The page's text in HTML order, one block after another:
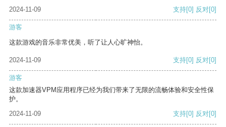
2024-11-09
支持[0] 反对[0]
游客
这款游戏的音乐非常优美，听了让人心旷神怡。
2024-11-09 支持[0] 反对[0]
游客
这款加速器VPM应用程序已经为我们带来了无限的流畅体验和安全性保
护。
2024-11-09
支持[0] 反对[0]